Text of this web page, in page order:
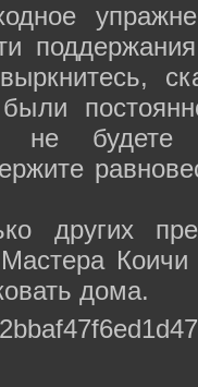
будете
других
дома.